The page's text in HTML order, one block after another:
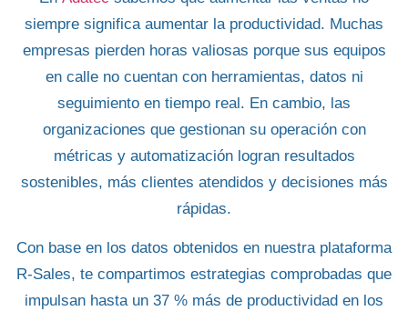
siempre significa aumentar la productividad. Muchas
empresas pierden horas valiosas porque sus equipos
en calle no cuentan con herramientas, datos ni
seguimiento en tiempo real. En cambio, las
organizaciones que gestionan su operación con
métricas y automatización logran resultados
sostenibles, más clientes atendidos y decisiones más
rápidas.
Con base en los datos obtenidos en nuestra plataforma
R-Sales, te compartimos estrategias comprobadas que
impulsan hasta un 37 % más de productividad en los